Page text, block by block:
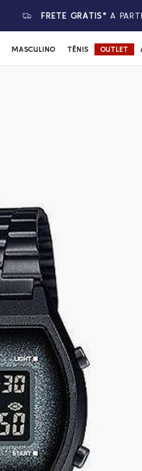
FRETE GRÁTIS* A
MASCULINO TÊNIS OUTLET